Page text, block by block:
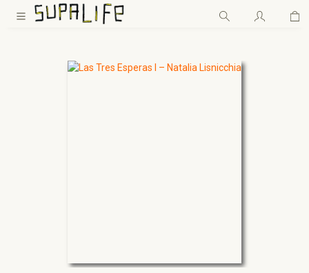
Zum Hauptinhalt springen